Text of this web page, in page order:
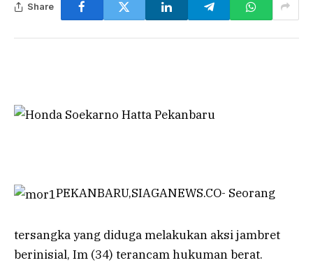
Share
PEKANBARU,SIAGANEWS.CO- Seorang
tersangka yang diduga melakukan aksi jambret
berinisial, Im (34) terancam hukuman berat.